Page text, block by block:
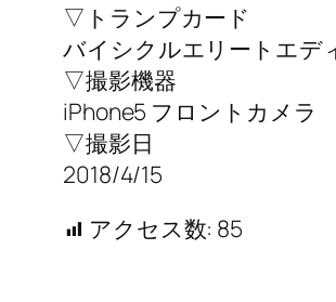
▽トランプカード
バイシクルエリートエデ
▽撮影機器
iPhone5 フロントカメラ
▽撮影日
2018/4/15
アクセス数: 85